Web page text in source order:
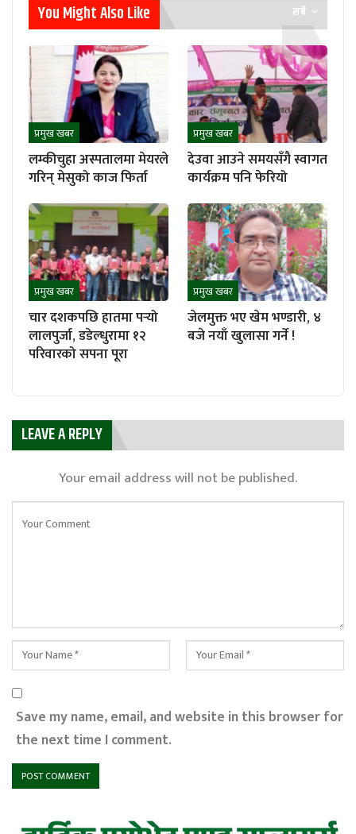
सबै
You Might Also Like
प्रमुख खबर
लम्कीचुहा अस्पतालमा मेयरले
गरिन् मेसुको काज फिर्ता
प्रमुख खबर
देउवा आउने समयसँगै स्वागत
कार्यक्रम पनि फेरियो
प्रमुख खबर
चार दशकपछि हातमा पर्‍यो
लालपुर्जा, डडेल्धुरामा १२
परिवारको सपना पूरा
प्रमुख खबर
जेलमुक्त भए खेम भण्डारी, ४
बजे नयाँ खुलासा गर्ने !
LEAVE A REPLY
Your email address will not be published.
Save my name, email, and website in this browser for
the next time I comment.